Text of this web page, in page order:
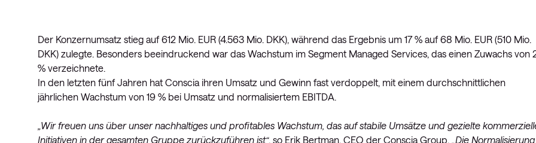
Der Konzernumsatz stieg auf 612 Mio. EUR (4.563 Mio. DKK), während das Ergebnis um 17 % auf 68 Mio. EUR (510 Mio.
DKK) zulegte. Besonders beeindruckend war das Wachstum im Segment Managed Services, das einen Zuwachs von
% verzeichnete.
In den letzten fünf Jahren hat Conscia ihren Umsatz und Gewinn fast verdoppelt, mit einem durchschnittlichen
jährlichen Wachstum von 19 % bei Umsatz und normalisiertem EBITDA.
„Wir freuen uns über unser nachhaltiges und profitables Wachstum, das auf stabile Umsätze und gezielte
Initiativen in der gesamten Gruppe zurückzuführen ist“, so Erik Bertman, CEO der Conscia Group. „Die Normalisierung